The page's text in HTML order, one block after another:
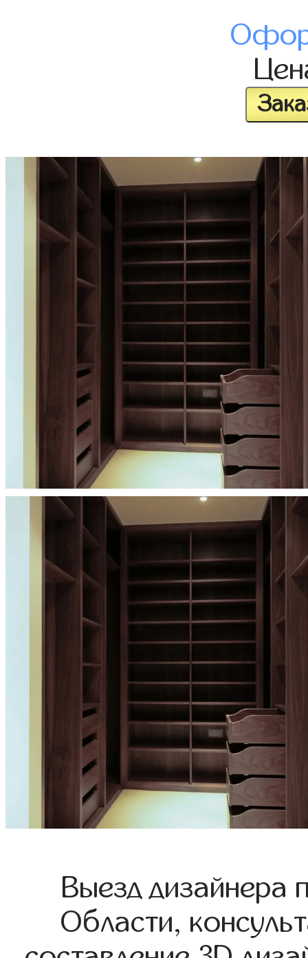
Выезд дизайнера
Области,